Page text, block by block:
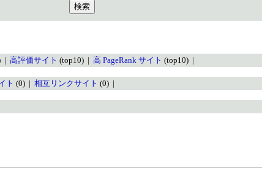
| 高評価サイト (top10) | 高 PageRank サイト (top10) |
ト (0) | 相互リンクサイト (0) |